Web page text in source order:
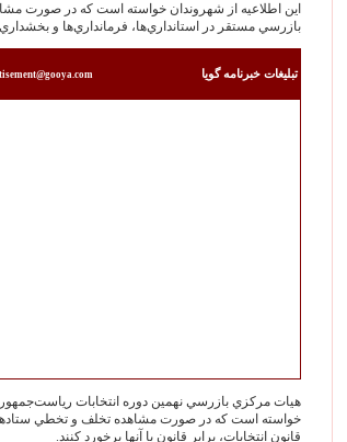
اين اطلاعيه از شهروندان خواسته است كه در صورت
بازرسي مستقر در استانداري‌‏ها، فرمانداري‌‏ها و
تبليغات خبرنامه گويا
هيات مركزي بازرسي نهمين دوره انتخابات
خواسته است كه در صورت مشاهده تخلف و تخطي ستادهاي
قانون انتخابات، برابر قانون با آنها برخورد كنند.